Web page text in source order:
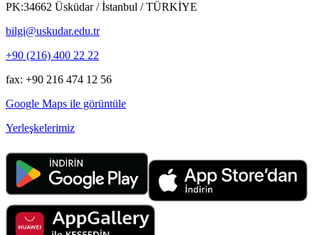
PK:34662 Üsküdar / İstanbul / TÜRKİYE
bilgi@uskudar.edu.tr
+90 (216) 400 22 22
fax: +90 216 474 12 56
Google Maps ile görüntüle
Yerleşkelerimiz